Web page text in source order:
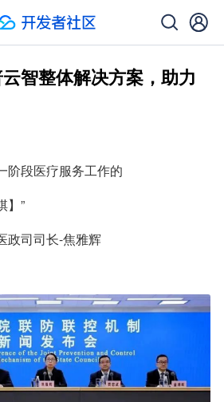
智整体解决方案，助力
阶段医疗服务工作的
】”
司司长-焦雅辉